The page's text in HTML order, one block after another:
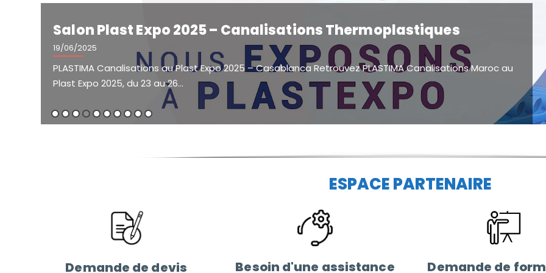
🌱 PLASTIMA Canalisations au SIAM 2025 ! 🌱
24/04/2025
Nous avons le plaisir de vous annoncer notre participation à la 17ème édition du Salon International de
l’Agriculture de Meknès,...
ESPACE PARTENAIRE
Demande de devis Besoin d'une assistance Demande de